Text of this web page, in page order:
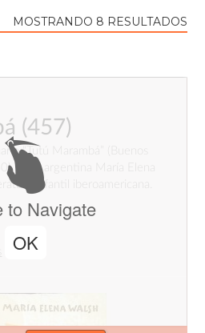
MOSTRANDO 8 RESULTADOS
(457)
“Tutú Marambá” (Buenos
de la argentina María Elena
infantil iberoamericana.
to Navigate
OK